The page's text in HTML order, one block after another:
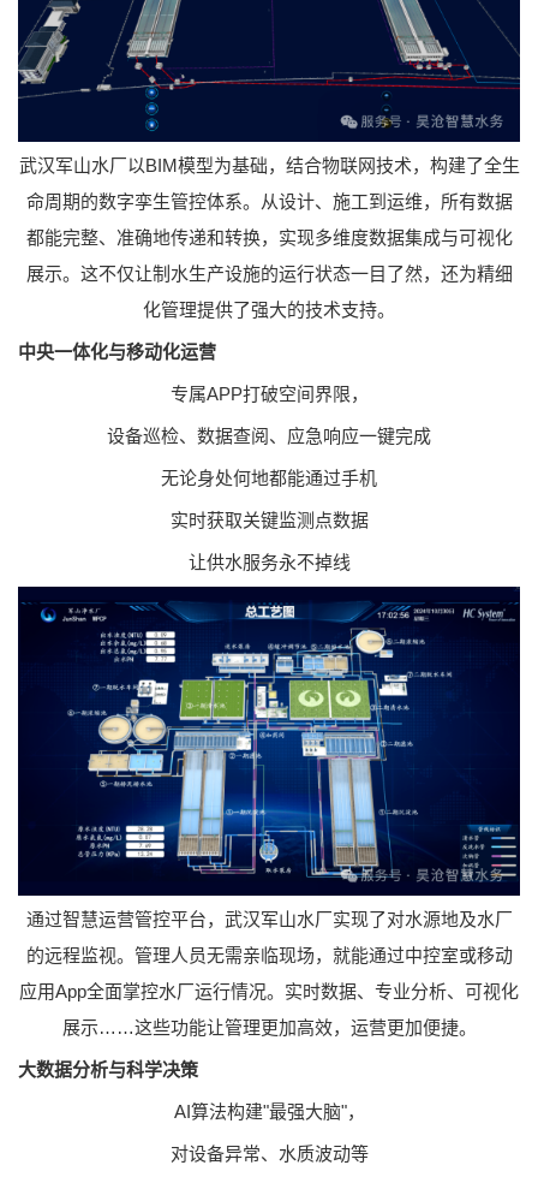
武汉军山水厂以BIM模型为基础，结合物联网技术，构建了全生
命周期的数字孪生管控体系。从设计、施工到运维，所有数据
都能完整、准确地传递和转换，实现多维度数据集成与可视化
展示。这不仅让制水生产设施的运行状态一目了然，还为精细
化管理提供了强大的技术支持。
中央一体化与移动化运营
专属APP打破空间界限，
设备巡检、数据查阅、应急响应一键完成
无论身处何地都能通过手机
实时获取关键监测点数据
让供水服务永不掉线
通过智慧运营管控平台，武汉军山水厂实现了对水源地及水厂
的远程监视。管理人员无需亲临现场，就能通过中控室或移动
应用App全面掌控水厂运行情况。实时数据、专业分析、可视化
展示……这些功能让管理更加高效，运营更加便捷。
大数据分析与科学决策
AI算法构建"最强大脑"，
对设备异常、水质波动等